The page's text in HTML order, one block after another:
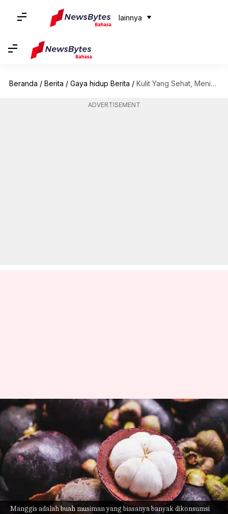
lainnya
Beranda / Berita / Gaya hidup Berita / Kulit Yang Sehat, Meningkatkan Imunitas Tubuh: 5 Manfaat Luar Biasa Dari Manggis
ADVERTISEMENT
Manggis adalah buah musiman yang biasanya banyak dikonsumsi
Kulit Yang Sehat,
Meningkatkan Imunitas
Tubuh: 5 Manfaat Luar Biasa
Dari Manggis
Handoko May 24, 2023 01:29 pm
Apa ceritanya